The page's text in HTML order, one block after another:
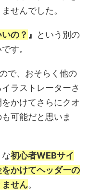
せんでした。
の？ 』
という別の
す。
で、おそらく他の
ラストレーターさ
かけてさらにクオ
可能だと思いま
初心者WEBサイ
かけてヘッダーの
せん。